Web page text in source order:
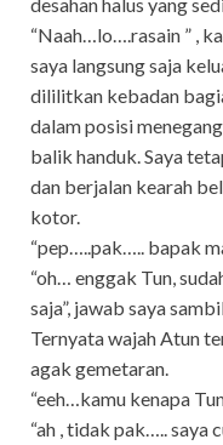
“Naah…lo….rasain ” ,
saya langsung saja
dililitkan kebadan
dalam posisi
balik handuk. Saya
dan berjalan kearah
kotor.
“pep…..pak….. bapak
“oh… enggak Tun,
saja”, jawab saya
Ternyata wajah Atun
agak gemetaran.
“eeh…kamu kenapa
“ah , tidak pak….. saya